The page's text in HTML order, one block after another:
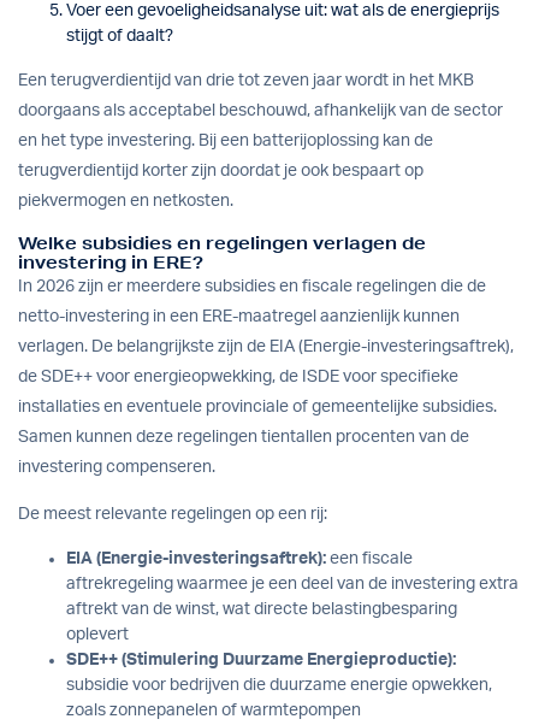
Voer een gevoeligheidsanalyse uit: wat als de energieprijs
stijgt of daalt?
Een terugverdientijd van drie tot zeven jaar wordt in het MKB
doorgaans als acceptabel beschouwd, afhankelijk van de sector
en het type investering. Bij een batterijoplossing kan de
terugverdientijd korter zijn doordat je ook bespaart op
piekvermogen en netkosten.
Welke subsidies en regelingen verlagen de
investering in ERE?
In 2026 zijn er meerdere subsidies en fiscale regelingen die de
netto-investering in een ERE-maatregel aanzienlijk kunnen
verlagen. De belangrijkste zijn de EIA (Energie-investeringsaftrek),
de SDE++ voor energieopwekking, de ISDE voor specifieke
installaties en eventuele provinciale of gemeentelijke subsidies.
Samen kunnen deze regelingen tientallen procenten van de
investering compenseren.
De meest relevante regelingen op een rij:
EIA (Energie-investeringsaftrek): een fiscale
aftrekregeling waarmee je een deel van de investering extra
aftrekt van de winst, wat directe belastingbesparing
oplevert
SDE++ (Stimulering Duurzame Energieproductie):
subsidie voor bedrijven die duurzame energie opwekken,
zoals zonnepanelen of warmtepompen